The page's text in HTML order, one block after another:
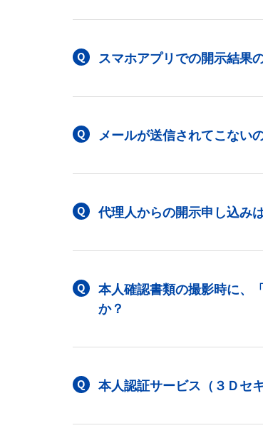
スマホアプリでの開示結果
メールが送信されてこない
代理人からの開示申し込み
本人確認書類の撮影時に、
か？
本人認証サービス（３Ｄセ